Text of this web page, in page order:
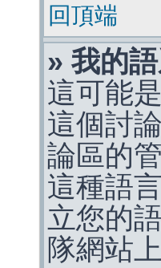
回頂端
» 我的
這可能
這個討
論區的
這種語
立您的
隊網站